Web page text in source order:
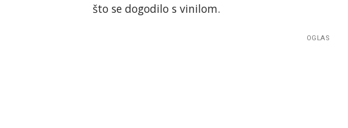
što se dogodilo s vinilom.
OGLAS